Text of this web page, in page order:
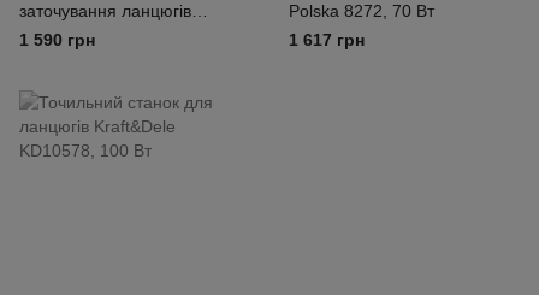
заточування ланцюгів
KRAFT&DELE KD1551, 760
1 590 грн
Polska 8272, 70 Вт
1 617 грн